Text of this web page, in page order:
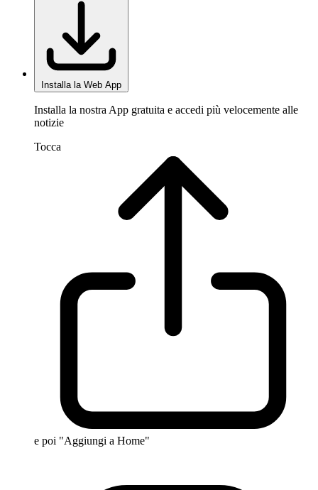
Installa la Web App
Installa la nostra App gratuita e accedi più velocemente alle
notizie
Tocca
e poi "Aggiungi a Home"